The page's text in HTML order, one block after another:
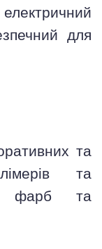
для
та
та
фарб та